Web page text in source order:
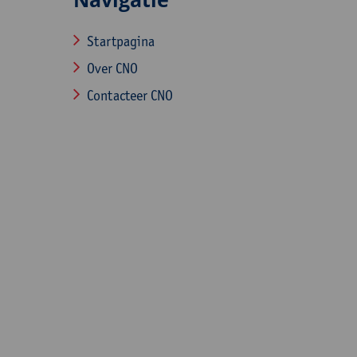
Startpagina
Over CNO
Contacteer CNO